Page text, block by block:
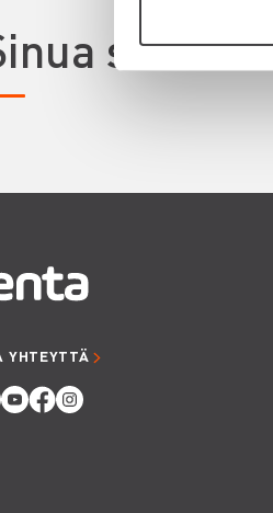
YHTEYTTÄ